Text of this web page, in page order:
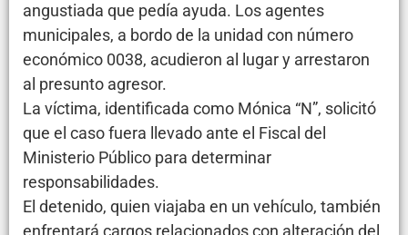
angustiada que pedía ayuda. Los agentes
municipales, a bordo de la unidad con número
económico 0038, acudieron al lugar y arrestaron
al presunto agresor.
La víctima, identificada como Mónica “N”, solicitó
que el caso fuera llevado ante el Fiscal del
Ministerio Público para determinar
responsabilidades.
El detenido, quien viajaba en un vehículo, también